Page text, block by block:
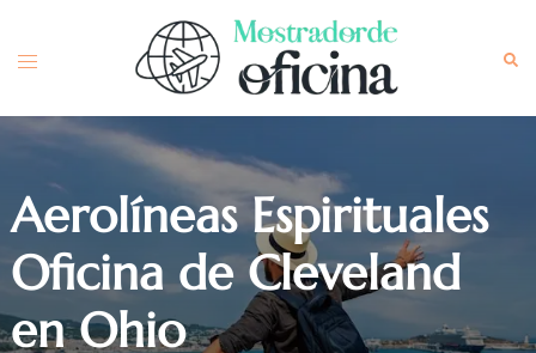
content
Toggle
Aerolíneas Espirituales
Oficina de Cleveland
en Ohio